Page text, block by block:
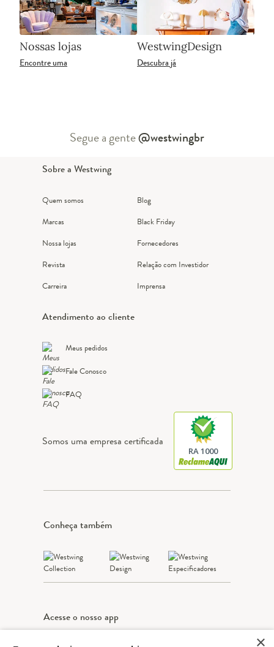
Nossas lojas
Encontre uma
WestwingDesign
Descubra já
Segue a gente@westwingbr
Sobre a Westwing
Quem somos
Marcas
Nossa lojas
Revista
Carreira
Blog
Black Friday
Fornecedores
Relação com Investidor
Imprensa
Atendimento ao cliente
Meus pedidos
Fale Conosco
FAQ
Somos uma empresa certificada
RA 1000
Conheça também
Acesse o nosso app
×